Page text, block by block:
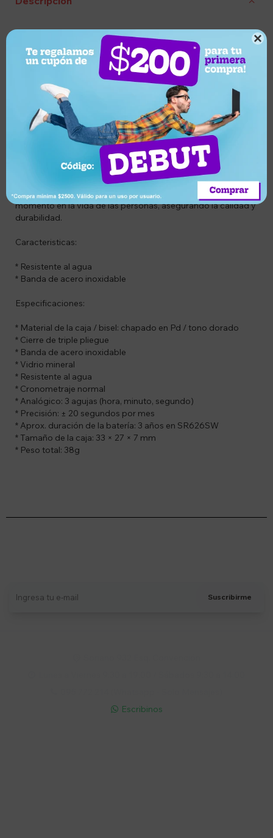

CODIGO: SIR1128G7BRDF
DESCRIPCIÓN DEL PRODUCTO:
Perseguimos un valor estético superior, con relojes
acabados a mano por maestros artesanos, con una atención
rigurosa a los detalles y componentes más pequeños.
Como verdadero fabricante, lo hacemos todo, desde el
desarrollo de nuevas funciones y construcciones hasta la
fabricación de piezas y el ensamblaje de relojes para cada
momento en la vida de las personas, asegurando la calidad y
durabilidad.
Caracteristicas:
* Resistente al agua
* Banda de acero inoxidable
Especificaciones:
* Material de la caja / bisel: chapado en Pd / tono dorado
* Cierre de triple pliegue
* Banda de acero inoxidable
* Vidrio mineral
* Resistente al agua
* Cronometraje normal
* Analógico: 3 agujas (hora, minuto, segundo)
* Precisión: ± 20 segundos por mes
* Aprox. duración de la batería: 3 años en SR626SW
* Tamaño de la caja: 33 × 27 × 7 mm
* Peso total: 38g
Suscribirme
 Escribinos